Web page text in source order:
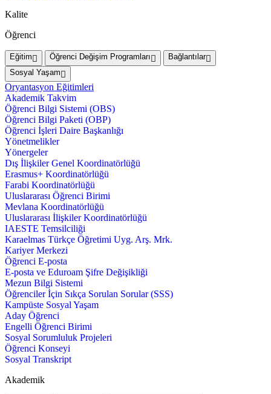
Kalite
Öğrenci
Eğitim Öğrenci Değişim Programları
Bağlantılar
Sosyal Yaşam
Oryantasyon Eğitimleri
Akademik Takvim
Öğrenci Bilgi Sistemi (OBS)
Öğrenci Bilgi Paketi (OBP)
Öğrenci İşleri Daire Başkanlığı
Yönetmelikler
Yönergeler
Dış İlişkiler Genel Koordinatörlüğü
Erasmus+ Koordinatörlüğü
Farabi Koordinatörlüğü
Uluslararası Öğrenci Birimi
Mevlana Koordinatörlüğü
Uluslararası İlişkiler Koordinatörlüğü
IAESTE Temsilciliği
Karaelmas Türkçe Öğretimi Uyg. Arş. Mrk.
Kariyer Merkezi
Öğrenci E-posta
E-posta ve Eduroam Şifre Değişikliği
Mezun Bilgi Sistemi
Öğrenciler İçin Sıkça Sorulan Sorular (SSS)
Kampüste Sosyal Yaşam
Aday Öğrenci
Engelli Öğrenci Birimi
Sosyal Sorumluluk Projeleri
Öğrenci Konseyi
Sosyal Transkript
Akademik